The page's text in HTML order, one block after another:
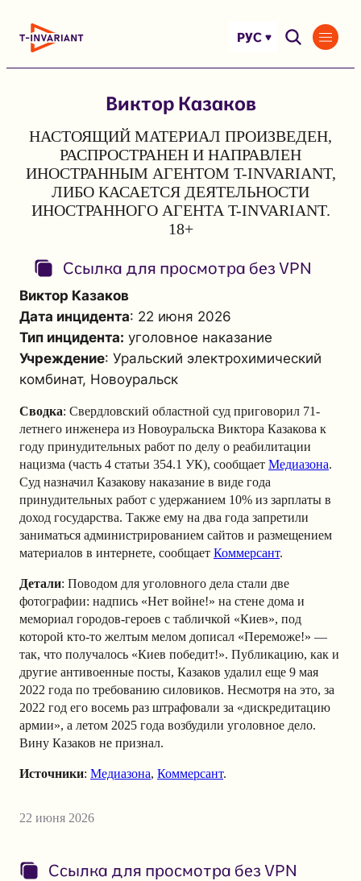
РУС
Виктор Казаков
НАСТОЯЩИЙ МАТЕРИАЛ ПРОИЗВЕДЕН,
РАСПРОСТРАНЕН И НАПРАВЛЕН
ИНОСТРАННЫМ АГЕНТОМ T-INVARIANT,
ЛИБО КАСАЕТСЯ ДЕЯТЕЛЬНОСТИ
ИНОСТРАННОГО АГЕНТА T-INVARIANT.
18+
Ссылка для просмотра без VPN
Виктор Казаков
Дата инцидента: 22 июня 2026
Тип инцидента: уголовное наказание
Учреждение: Уральский электрохимический
комбинат, Новоуральск
Сводка: Свердловский областной суд приговорил 71-
летнего инженера из Новоуральска Виктора Казакова к
году принудительных работ по делу о реабилитации
нацизма (часть 4 статьи 354.1 УК), сообщает Медиазона.
Суд назначил Казакову наказание в виде года
принудительных работ с удержанием 10% из зарплаты в
доход государства. Также ему на два года запретили
заниматься администрированием сайтов и размещением
материалов в интернете, сообщает Коммерсант.
Детали: Поводом для уголовного дела стали две
фотографии: надпись «Нет войне!» на стене дома и
мемориал городов-героев с табличкой «Киев», под
которой кто-то желтым мелом дописал «Переможе!» —
так, что получалось «Киев победит!». Публикацию, как и
другие антивоенные посты, Казаков удалил еще 9 мая
2022 года по требованию силовиков. Несмотря на это, за
2022 год его восемь раз штрафовали за «дискредитацию
армии», а летом 2025 года возбудили уголовное дело.
Вину Казаков не признал.
Источники: Медиазона, Коммерсант.
22 июня 2026
Ссылка для просмотра без VPN